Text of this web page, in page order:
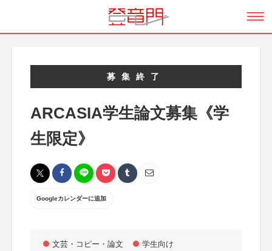
募集終了
ARCASIA学生論文募集《学
生限定》
Googleカレンダーに追加
文芸・コピー・論文 学生向け